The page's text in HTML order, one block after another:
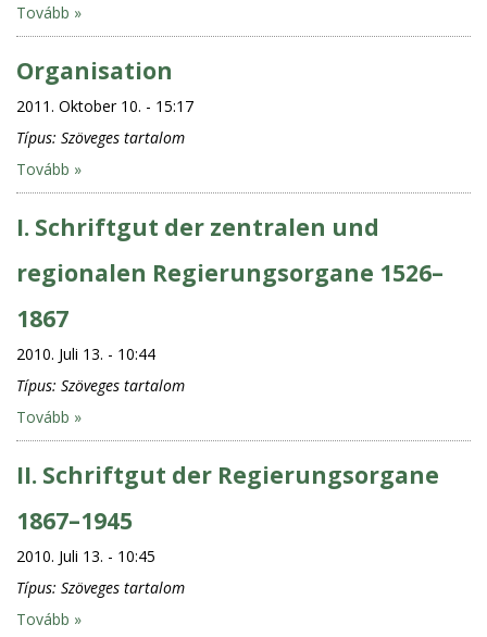
Tovább »
Organisation
2011. Oktober 10. - 15:17
Típus: Szöveges tartalom
Tovább »
I. Schriftgut der zentralen und
regionalen Regierungsorgane 1526–
1867
2010. Juli 13. - 10:44
Típus: Szöveges tartalom
Tovább »
II. Schriftgut der Regierungsorgane
1867–1945
2010. Juli 13. - 10:45
Típus: Szöveges tartalom
Tovább »